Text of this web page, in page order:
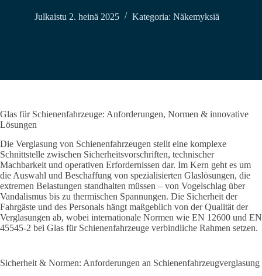
Julkaistu 2. heinä 2025 Kategoria: Näkemyksiä
Glas für Schienenfahrzeuge: Anforderungen, Normen & innovative
Lösungen
Die Verglasung von Schienenfahrzeugen stellt eine komplexe
Schnittstelle zwischen Sicherheitsvorschriften, technischer
Machbarkeit und operativen Erfordernissen dar. Im Kern geht es um
die Auswahl und Beschaffung von spezialisierten Glaslösungen, die
extremen Belastungen standhalten müssen – von Vogelschlag über
Vandalismus bis zu thermischen Spannungen. Die Sicherheit der
Fahrgäste und des Personals hängt maßgeblich von der Qualität der
Verglasungen ab, wobei internationale Normen wie EN 12600 und EN
45545-2 bei Glas für Schienenfahrzeuge verbindliche Rahmen setzen.
Sicherheit & Normen: Anforderungen an Schienenfahrzeugverglasung